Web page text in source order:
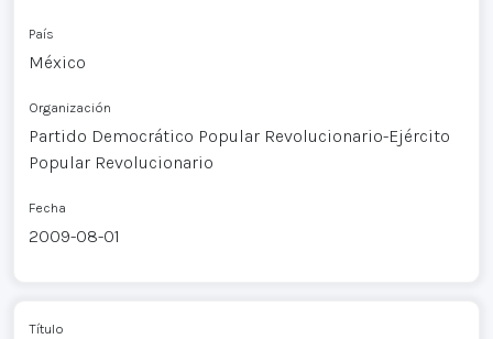
País
México
Organización
Partido Democrático Popular Revolucionario-Ejército
Popular Revolucionario
Fecha
2009-08-01
Título